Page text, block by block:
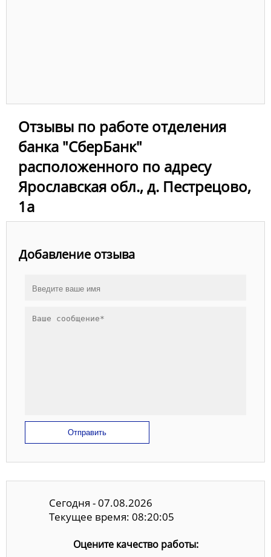
Отзывы по работе отделения
банка "СберБанк"
расположенного по адресу
Ярославская обл., д. Пестрецово,
1а
Добавление отзыва
Отправить
Сегодня - 07.08.2026
Текущее время: 08:20:05
Оцените качество работы: